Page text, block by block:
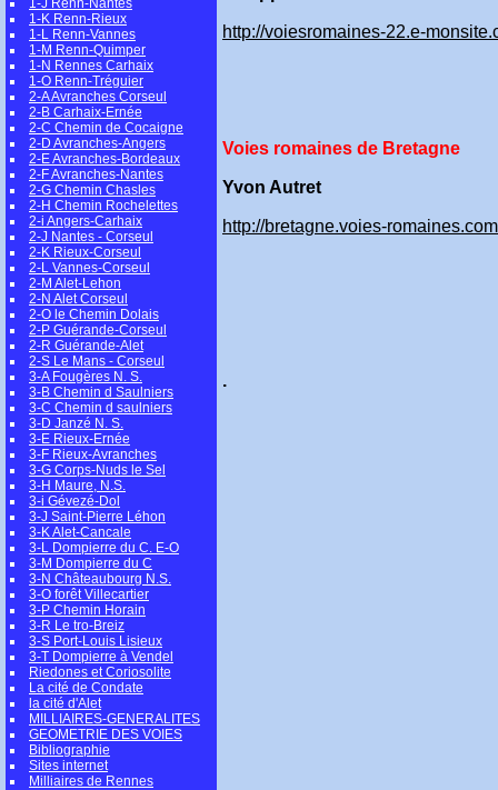
1-J Renn-Nantes
1-K Renn-Rieux
1-L Renn-Vannes
1-M Renn-Quimper
1-N Rennes Carhaix
1-O Renn-Tréguier
2-A Avranches Corseul
2-B Carhaix-Ernée
2-C Chemin de Cocaigne
2-D Avranches-Angers
2-E Avranches-Bordeaux
2-F Avranches-Nantes
2-G Chemin Chasles
2-H Chemin Rochelettes
2-i Angers-Carhaix
2-J Nantes - Corseul
2-K Rieux-Corseul
2-L Vannes-Corseul
2-M Alet-Lehon
2-N Alet Corseul
2-O le Chemin Dolais
2-P Guérande-Corseul
2-R Guérande-Alet
2-S Le Mans - Corseul
3-A Fougères N. S.
3-B Chemin d Saulniers
3-C Chemin d saulniers
3-D Janzé N. S.
3-E Rieux-Ernée
3-F Rieux-Avranches
3-G Corps-Nuds le Sel
3-H Maure, N.S.
3-i Gévezé-Dol
3-J Saint-Pierre Léhon
3-K Alet-Cancale
3-L Dompierre du C. E-O
3-M Dompierre du C
3-N Châteaubourg N.S.
3-O forêt Villecartier
3-P Chemin Horain
3-R Le tro-Breiz
3-S Port-Louis Lisieux
3-T Dompierre à Vendel
Riedones et Coriosolite
La cité de Condate
la cité d'Alet
MILLIAIRES-GENERALITES
GEOMETRIE DES VOIES
Bibliographie
Sites internet
Milliaires de Rennes
http://voiesromaines-22.e-
Voies romaines de Bretagne
Yvon Autret
http://bretagne.voies-
.